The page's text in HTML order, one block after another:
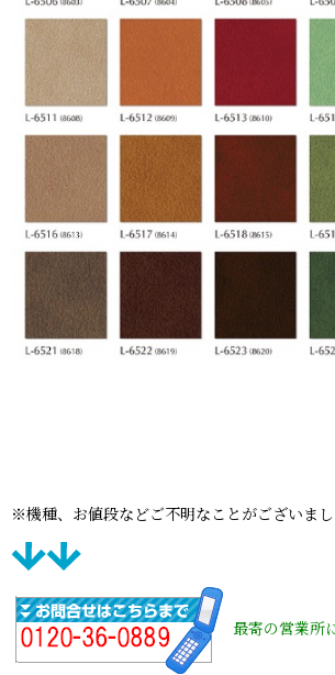
※機種、お値段などご不明なことがございまし
最寄の営業